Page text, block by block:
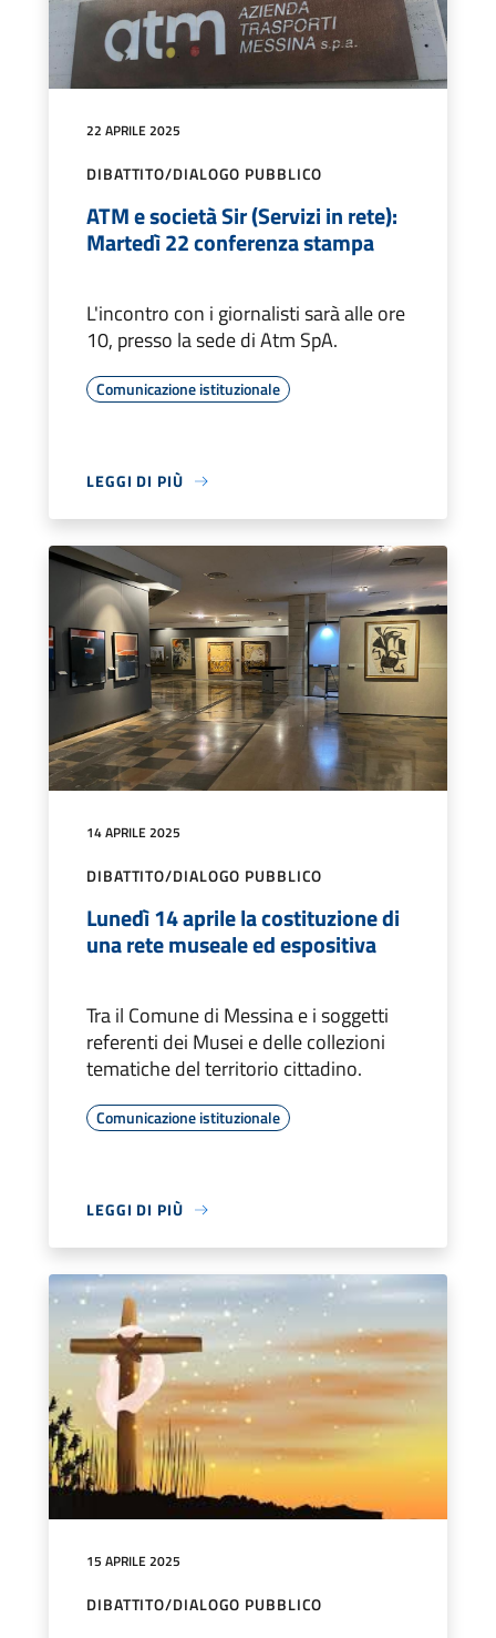
22 APRILE 2025
DIBATTITO/DIALOGO PUBBLICO
ATM e società Sir (Servizi in rete):
Martedì 22 conferenza stampa
L'incontro con i giornalisti sarà alle ore
10, presso la sede di Atm SpA.
Comunicazione istituzionale
LEGGI DI PIÙ
14 APRILE 2025
DIBATTITO/DIALOGO PUBBLICO
Lunedì 14 aprile la costituzione di
una rete museale ed espositiva
Tra il Comune di Messina e i soggetti
referenti dei Musei e delle collezioni
tematiche del territorio cittadino.
Comunicazione istituzionale
LEGGI DI PIÙ
15 APRILE 2025
DIBATTITO/DIALOGO PUBBLICO